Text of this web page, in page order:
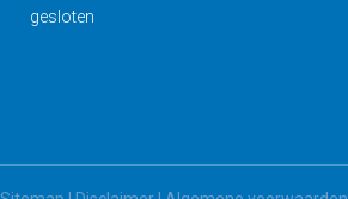
gesloten